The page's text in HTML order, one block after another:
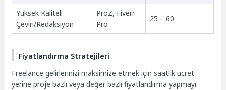
Yüksek Kaliteli
Çeviri/Redaksiyon
ProZ, Fiverr
Pro
25 – 60
Fiyatlandırma Stratejileri
Freelance gelirlerinizi maksimize etmek için saatlik ücret
yerine proje bazlı veya değer bazlı fiyatlandırma yapmayı